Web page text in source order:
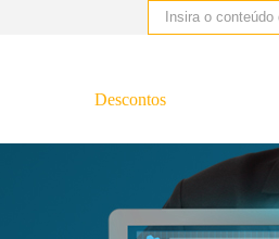
Descontos